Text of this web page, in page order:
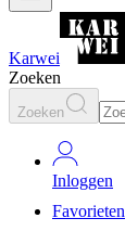
Karwei
Zoeken
Zoeken
Inloggen
Favorieten